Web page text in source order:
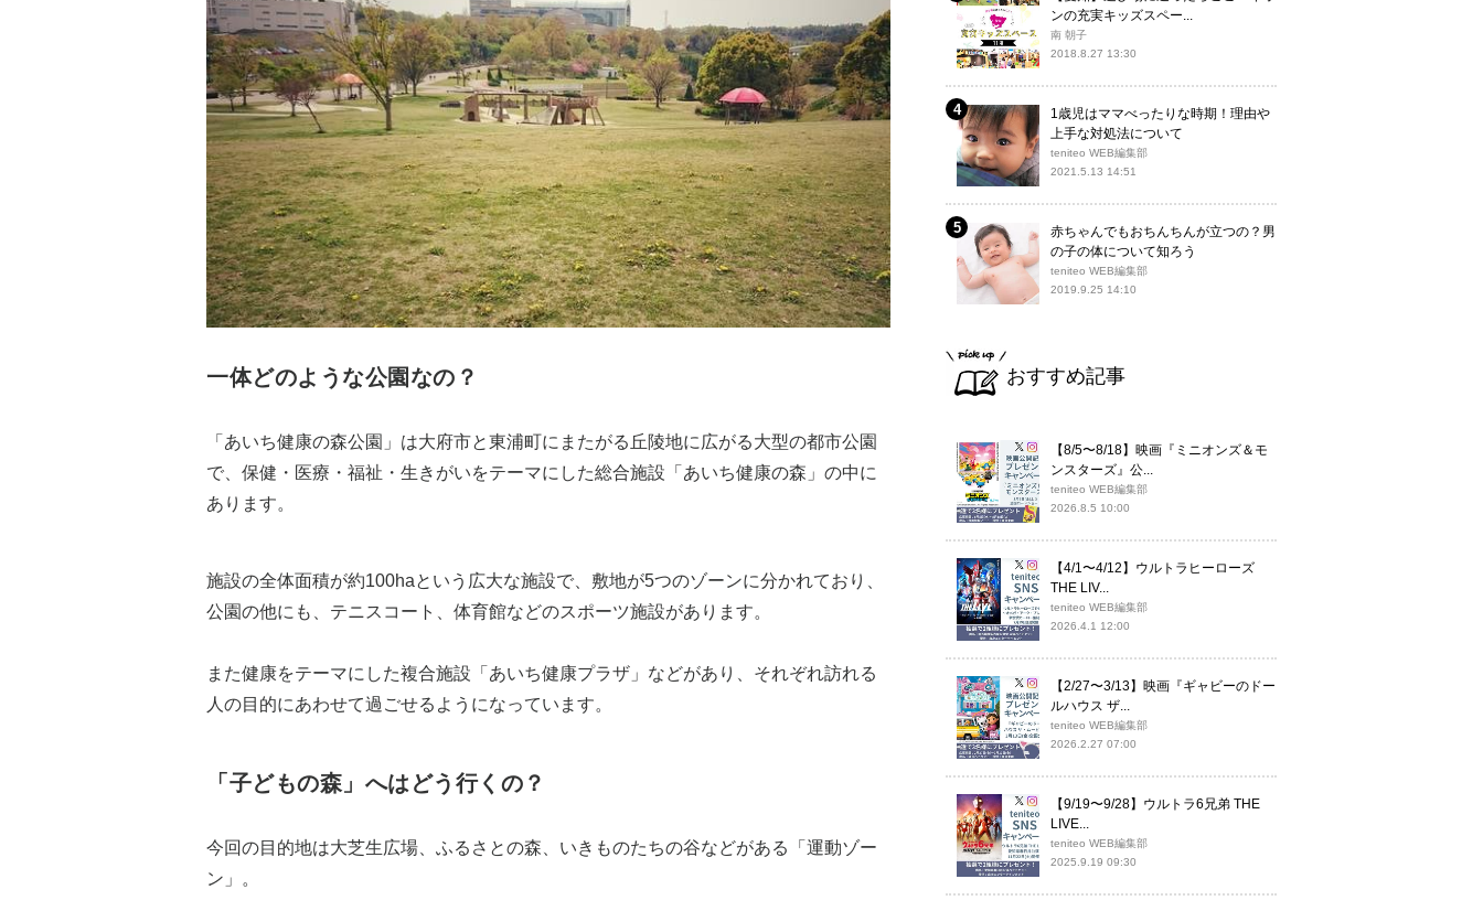
一体どのような公園なの？
「あいち健康の森公園」は大府市と東浦町にまたがる丘陵地に広がる大型の都市公園
で、保健・医療・福祉・生きがいをテーマにした総合施設「あいち健康の森」の中に
あります。
施設の全体面積が約100haという広大な施設で、敷地が5つのゾーンに分かれており、
公園の他にも、テニスコート、体育館などのスポーツ施設があります。
また健康をテーマにした複合施設「あいち健康プラザ」などがあり、それぞれ訪れる
人の目的にあわせて過ごせるようになっています。
「子どもの森」へはどう行くの？
今回の目的地は大芝生広場、ふるさとの森、いきものたちの谷などがある「運動ゾー
ン」。
ンの充実キッズスペー...
南 朝子
2018.8.27 13:30
1歳児はママべったりな時期！理由や
上手な対処法について
teniteo WEB編集部
2021.5.13 14:51
赤ちゃんでもおちんちんが立つの？男
の子の体について知ろう
teniteo WEB編集部
2019.9.25 14:10
おすすめ記事
【8/5〜8/18】映画『ミニオンズ＆モ
ンスターズ』公...
teniteo WEB編集部
2026.8.5 10:00
【4/1〜4/12】ウルトラヒーローズ
THE LIV...
teniteo WEB編集部
2026.4.1 12:00
【2/27〜3/13】映画『ギャビーのドー
ルハウス ザ...
teniteo WEB編集部
2026.2.27 07:00
【9/19〜9/28】ウルトラ6兄弟 THE
LIVE...
teniteo WEB編集部
2025.9.19 09:30